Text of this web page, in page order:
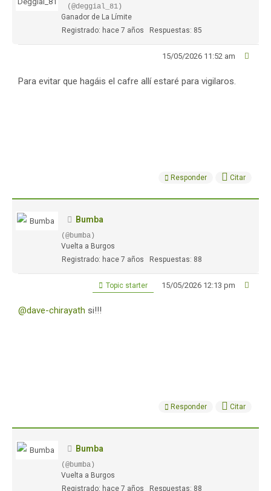
(@deggial_81)
Ganador de La Límite
Registrado: hace 7 años
Respuestas: 85
15/05/2026 11:52 am
Para evitar que hagáis el cafre allí estaré para vigilaros.
Responder Citar
Bumba
(@bumba)
Vuelta a Burgos
Registrado: hace 7 años
Respuestas: 88
Topic starter 15/05/2026 12:13 pm
@dave-chirayath si!!!
Responder Citar
Bumba
(@bumba)
Vuelta a Burgos
Registrado: hace 7 años
Respuestas: 88